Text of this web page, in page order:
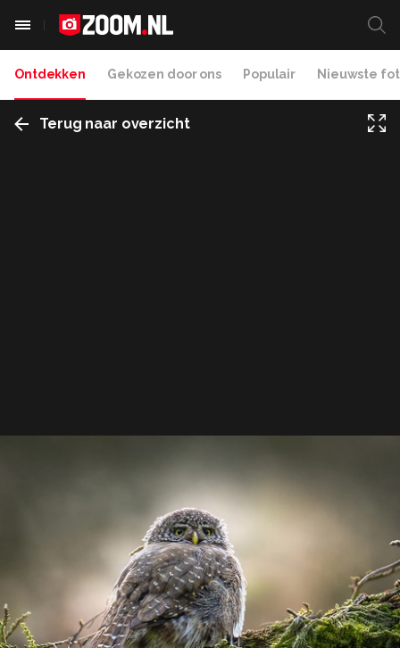
Ontdekken Gekozen door ons Populair Nieuwste
Terug naar overzicht